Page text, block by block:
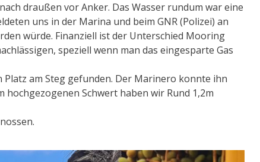
draußen vor Anker. Das Wasser rundum war eine
uns in der Marina und beim GNR (Polizei) an
würde. Finanziell ist der Unterschied Mooring
speziell wenn man das eingesparte Gas
am Steg gefunden. Der Marinero konnte ihn
Schwert haben wir Rund 1,2m